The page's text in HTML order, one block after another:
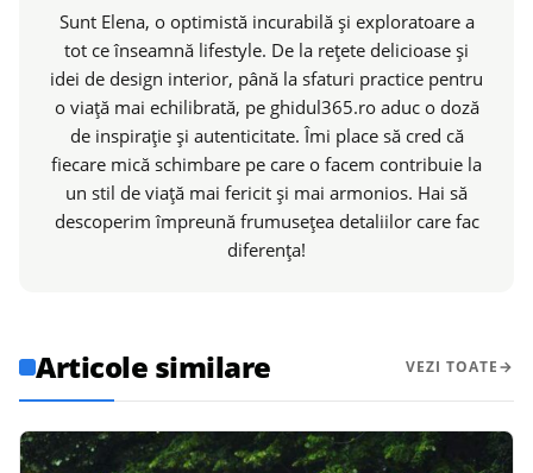
Sunt Elena, o optimistă incurabilă și exploratoare a
tot ce înseamnă lifestyle. De la rețete delicioase și
idei de design interior, până la sfaturi practice pentru
o viață mai echilibrată, pe ghidul365.ro aduc o doză
de inspirație și autenticitate. Îmi place să cred că
fiecare mică schimbare pe care o facem contribuie la
un stil de viață mai fericit și mai armonios. Hai să
descoperim împreună frumusețea detaliilor care fac
diferența!
Articole similare VEZI TOATE